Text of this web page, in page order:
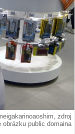
zdroj
obrázku public domaina